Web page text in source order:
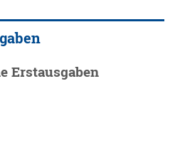
Erstausgaben